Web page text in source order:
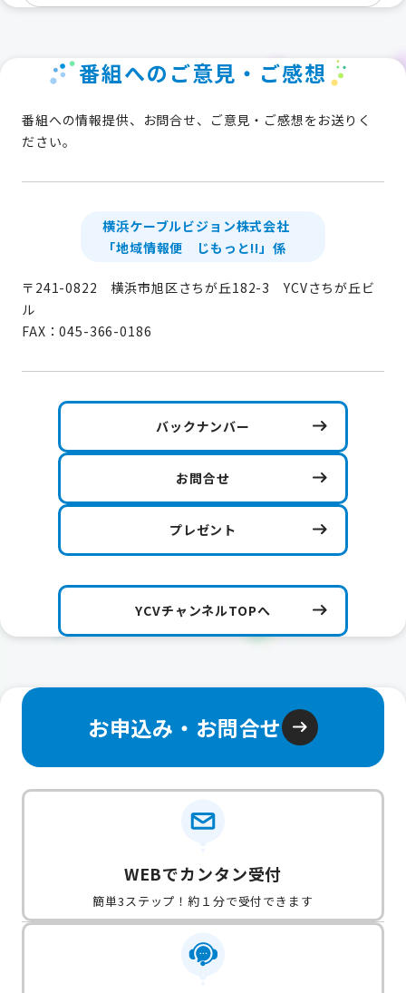
番組へのご意見・ご感想
番組への情報提供、お問合せ、ご意見・ご感想をお送りく
ださい。
横浜ケーブルビジョン株式会社
「地域情報便 じもっと!!」係
〒241-0822 横浜市旭区さちが丘182-3 YCVさちが丘ビ
ル
FAX：045-366-0186
バックナンバー
お問合せ
プレゼント
YCVチャンネルTOPへ
お申込み・お問合せ
WEBでカンタン受付
簡単3ステップ！約１分で受付できます